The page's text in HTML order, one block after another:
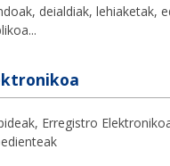
deialdiak, lehiaketak,
Erregistro